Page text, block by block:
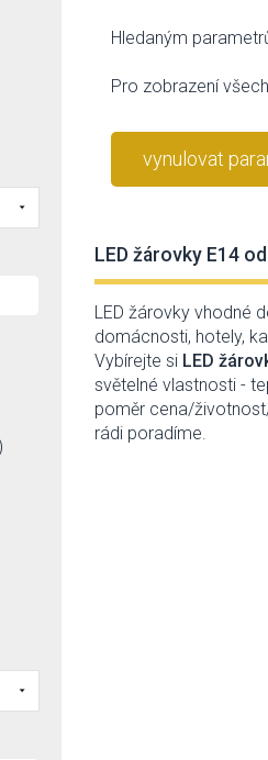
Hledaným
Pro zobrazení
vynulovat
LED žárovky E14
LED žárovky vhodné
domácnosti, hotely,
Vybírejte si LED
světelné vlastnosti -
poměr cena/
rádi poradíme.